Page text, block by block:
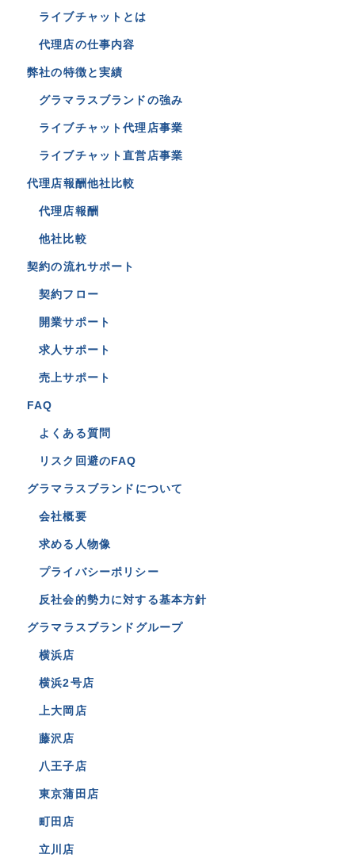
ライブチャットとは
代理店の仕事内容
弊社の特徴と実績
グラマラスブランドの強み
ライブチャット代理店事業
ライブチャット直営店事業
代理店報酬他社比較
代理店報酬
他社比較
契約の流れサポート
契約フロー
開業サポート
求人サポート
売上サポート
FAQ
よくある質問
リスク回避のFAQ
グラマラスブランドについて
会社概要
求める人物像
プライバシーポリシー
反社会的勢力に対する基本方針
グラマラスブランドグループ
横浜店
横浜2号店
上大岡店
藤沢店
八王子店
東京蒲田店
町田店
立川店